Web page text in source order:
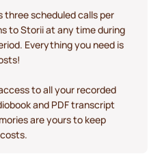
three scheduled calls per
to Storii at any time during
Everything you need is
to all your recorded
and PDF transcript
are yours to keep